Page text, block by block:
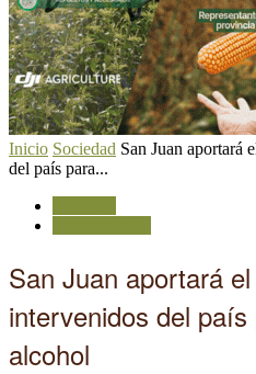
Inicio Sociedad San Juan aportará
del país para...
San Juan aportará
intervenidos del
alcohol